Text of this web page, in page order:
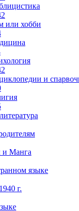
или хобби
и
и Манга
языке
г.